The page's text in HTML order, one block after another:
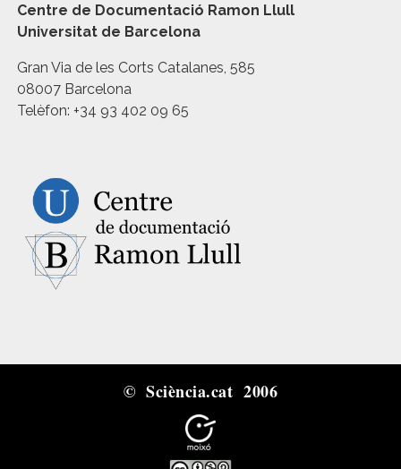
Centre de Documentació Ramon Llull
Universitat de Barcelona
Gran Via de les Corts Catalanes, 585
08007 Barcelona
Telèfon: +34 93 402 09 65
© Sciència.cat 2006